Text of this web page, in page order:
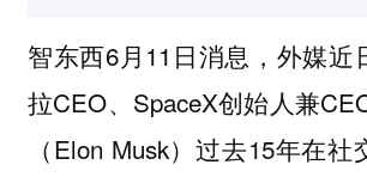
智东西6月11日消息，外媒近
拉CEO、SpaceX创始人兼
（Elon Musk）过去15年在